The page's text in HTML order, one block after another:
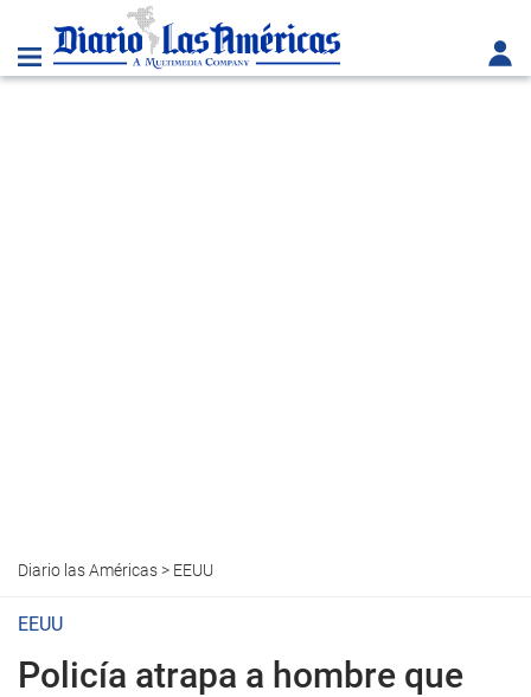
Diario las Américas> EEUU
EEUU
Policía atrapa a hombre que